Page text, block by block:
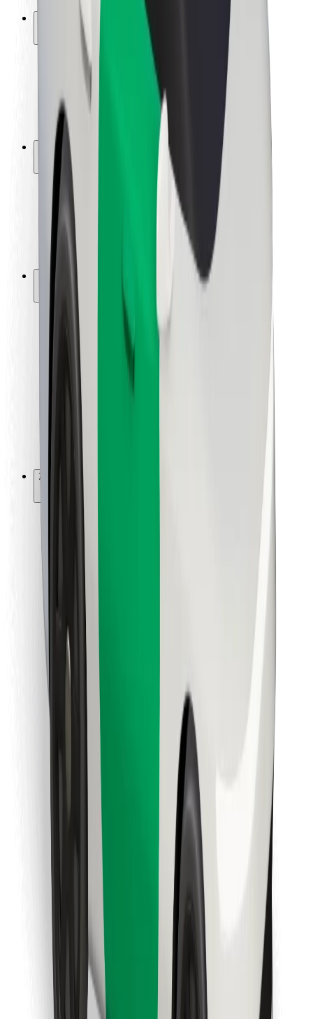
Ασφάλεια επιβάτη
Ασφάλεια οδηγών
Ασφάλεια σκούτερ
Εργαστήριο ασφάλειας
Πόλεις
Τοποθεσίες
Λύσεις για την πόλη
Αεροδρόμια
Bolt Αποβάθρες Φόρτισης
Υποστήριξη
Για επιβάτες
Για τους οδηγούς
Για μεταφορείς
Για εστιατόρια
Bolt for Business
Άλλο
Προμηθευτές
Όροι & Προϋποθέσεις
Cookies
Κατέβασε την εφαρμογή Bolt
Κατεβάστε την εφαρμογή Bolt Food